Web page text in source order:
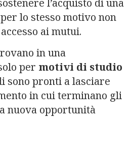
l’acquisto di una
lo stesso motivo non
ai mutui.
in una
per motivi di studio
sono pronti a lasciare
in cui terminano gli
nuova opportunità